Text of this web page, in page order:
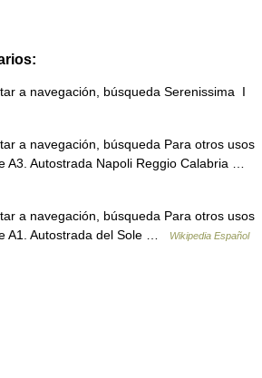
a navegación, búsqueda Serenissima I
a navegación, búsqueda Para otros usos
A3. Autostrada Napoli Reggio Calabria …
a navegación, búsqueda Para otros usos
A1. Autostrada del Sole …
Wikipedia Español